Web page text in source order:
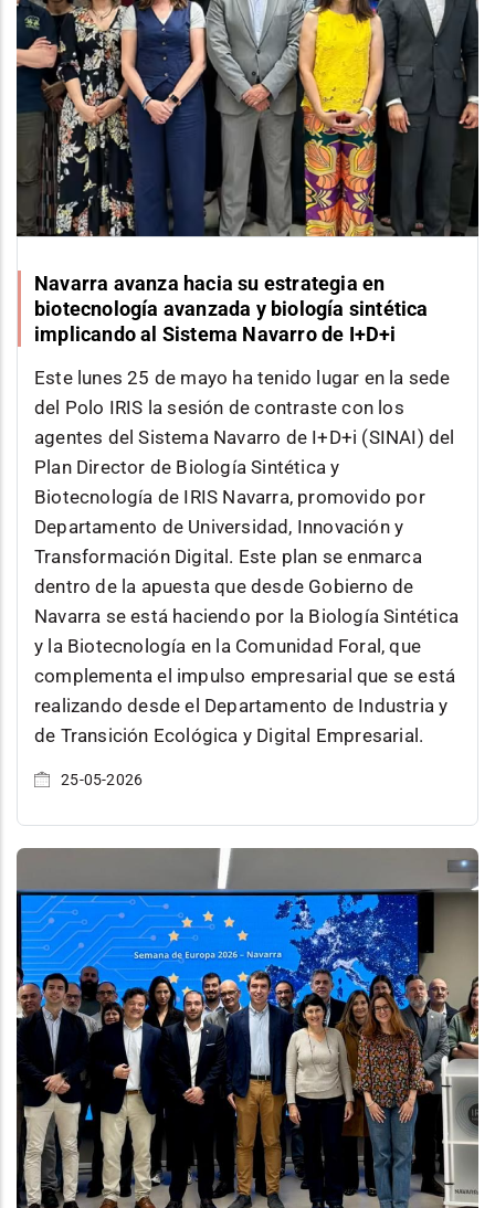
Navarra avanza hacia su estrategia en
biotecnología avanzada y biología sintética
implicando al Sistema Navarro de I+D+i
Este lunes 25 de mayo ha tenido lugar en la sede
del Polo IRIS la sesión de contraste con los
agentes del Sistema Navarro de I+D+i (SINAI) del
Plan Director de Biología Sintética y
Biotecnología de IRIS Navarra, promovido por
Departamento de Universidad, Innovación y
Transformación Digital. Este plan se enmarca
dentro de la apuesta que desde Gobierno de
Navarra se está haciendo por la Biología Sintética
y la Biotecnología en la Comunidad Foral, que
complementa el impulso empresarial que se está
realizando desde el Departamento de Industria y
de Transición Ecológica y Digital Empresarial.
25-05-2026